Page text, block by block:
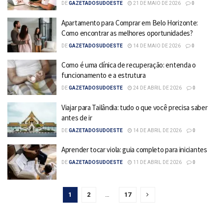
DEGAZETADOSUDOESTE 21 DE MAIO DE 2026 0
Apartamento para Comprar em Belo Horizonte:
Como encontrar as melhores oportunidades?
DEGAZETADOSUDOESTE 14 DE MAIO DE 2026 0
Como é uma clínica de recuperação: entenda o
funcionamento e a estrutura
DEGAZETADOSUDOESTE 24 DE ABRIL DE 2026 0
Viajar para Tailândia: tudo o que você precisa saber
antes de ir
DEGAZETADOSUDOESTE 14 DE ABRIL DE 2026 0
Aprender tocar viola: guia completo para iniciantes
DEGAZETADOSUDOESTE 11 DE ABRIL DE 2026 0
1 2 17